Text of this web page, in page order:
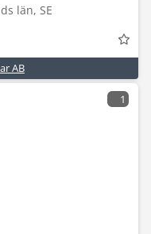
län, SE
AB
1